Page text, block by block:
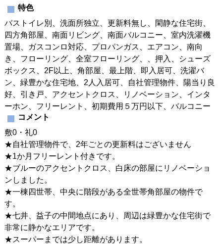
特色
バストイレ別、洗面所独立、更新料無し、閑静な住宅街、
四方角部屋、南面リビング、南面バルコニー、室内洗濯機
置場、ガスコンロ対応、プロパンガス、エアコン、南向
き、フローリング、全室フローリング、、押入、シューズ
ボックス、2F以上、角部屋、最上階、即入居可、洗濯バ
ン、緑豊かな住宅地、2人入居可、自社管理物件、陽当り良
好、引き戸、アクセントクロス、リノベーション、インタ
ーホン、フリーレント、初期費用５万円以下、バルコニー
コメント
敷0・礼0
★自社管理物件で、2年ごとの更新料はございません
★1か月フリーレント付きです。
★ブルーのアクセントクロス、白床の部屋にリノベーショ
ンしました。
★一棟四世帯、中央に階段がある全世帯角部屋の物件で
す。
★七井、益子の中間地点にあり、周辺は緑豊かな住宅街で
非常に静かなエリアです。
★スーパーまでは少し距離があります。